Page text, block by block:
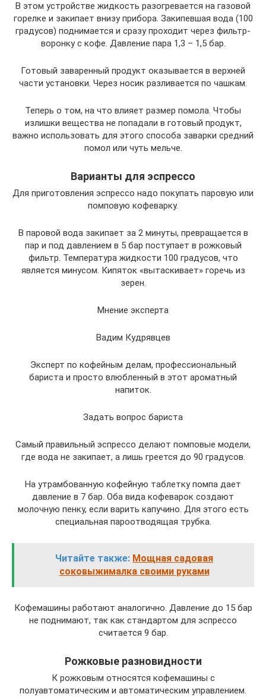
В этом устройстве жидкость разогревается на газовой
горелке и закипает внизу прибора. Закипевшая вода (100
градусов) поднимается и сразу проходит через фильтр-
воронку с кофе. Давление пара 1,3 – 1,5 бар.
Готовый заваренный продукт оказывается в верхней
части установки. Через носик разливается по чашкам.
Теперь о том, на что влияет размер помола. Чтобы
излишки вещества не попадали в готовый продукт,
важно использовать для этого способа заварки средний
помол или чуть мельче.
Варианты для эспрессо
Для приготовления эспрессо надо покупать паровую или
помповую кофеварку.
В паровой вода закипает за 2 минуты, превращается в
пар и под давлением в 5 бар поступает в рожковый
фильтр. Температура жидкости 100 градусов, что
является минусом. Кипяток «вытаскивает» горечь из
зерен.
Мнение эксперта
Вадим Кудрявцев
Эксперт по кофейным делам, профессиональный
бариста и просто влюбленный в этот ароматный
напиток.
Задать вопрос бариста
Самый правильный эспрессо делают помповые модели,
где вода не закипает, а лишь греется до 90 градусов.
На утрамбованную кофейную таблетку помпа дает
давление в 7 бар. Оба вида кофеварок создают
молочную пенку, если варить капучино. Для этого есть
специальная пароотводящая трубка.
Читайте также: Мощная садовая
соковыжималка своими руками
Кофемашины работают аналогично. Давление до 15 бар
не поднимают, так как стандартом для эспрессо
считается 9 бар.
Рожковые разновидности
К рожковым относятся кофемашины с
полуавтоматическим и автоматическим управлением.